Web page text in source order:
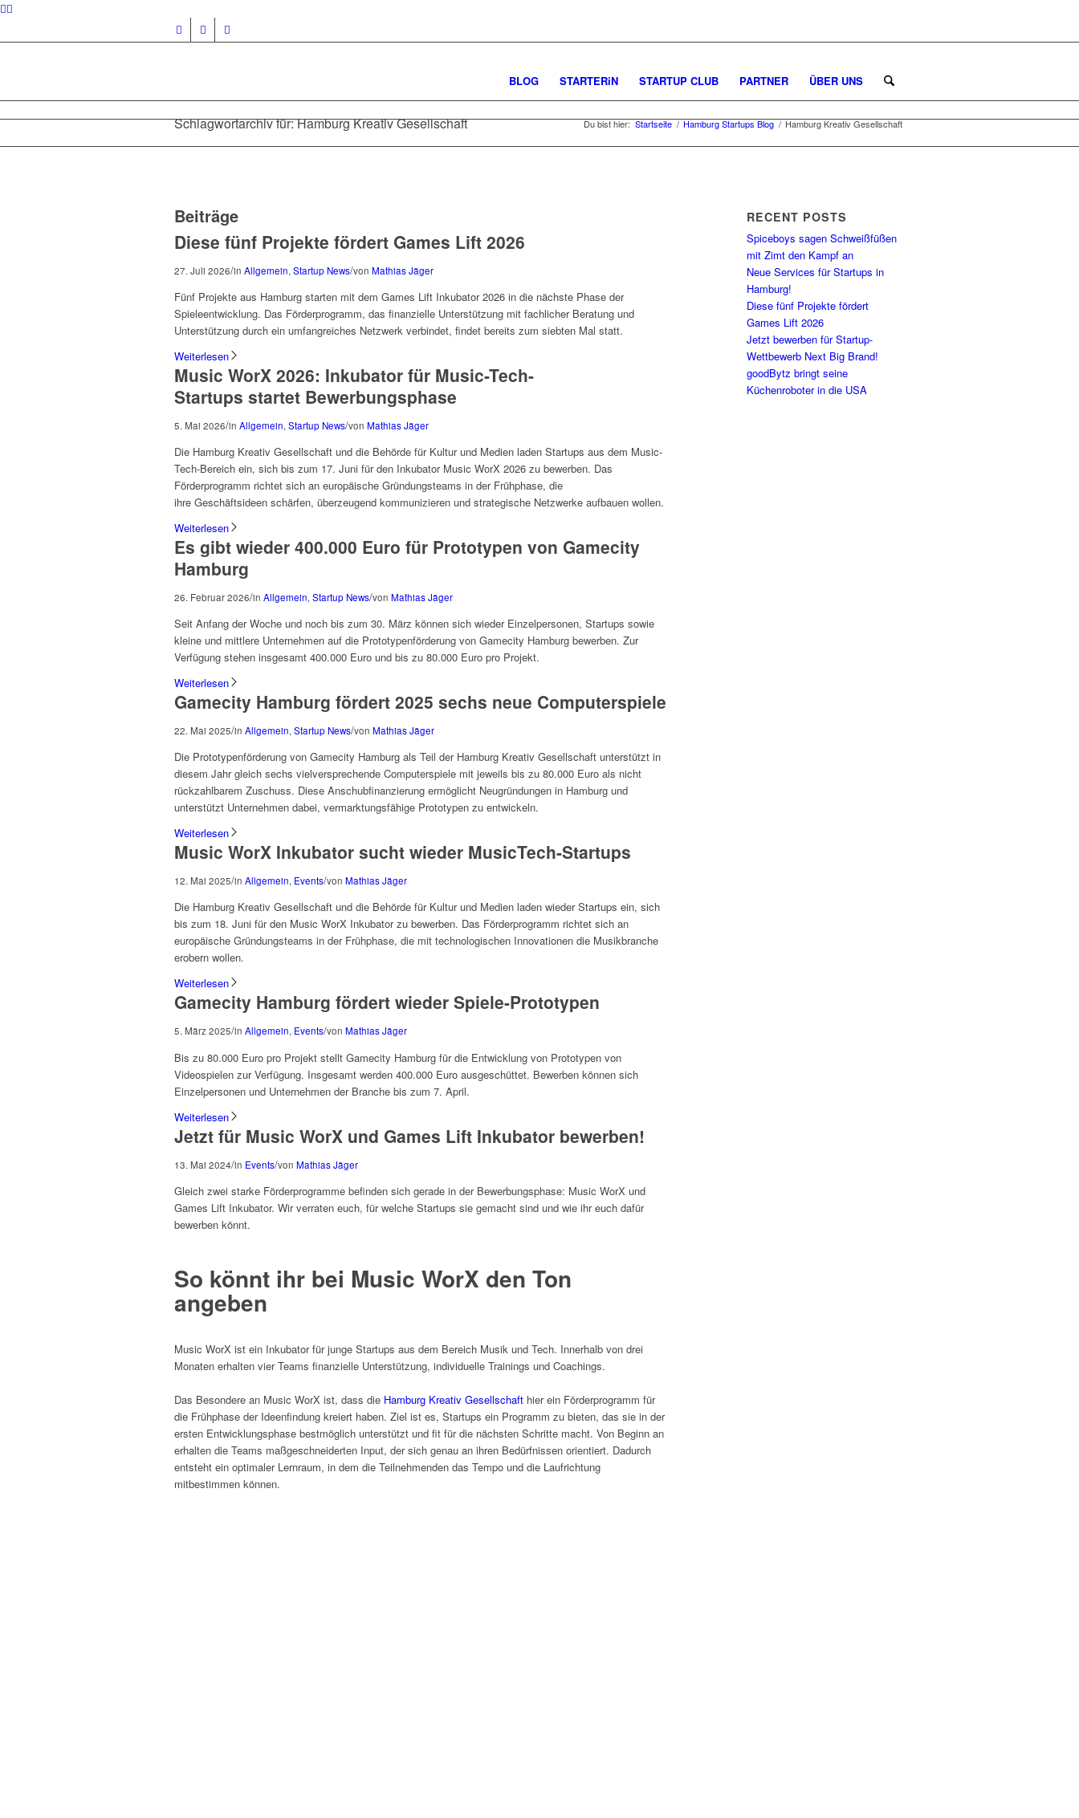
BLOG STARTERiN STARTUP CLUB PARTNER ÜBER UNS
Schlagwortarchiv für: Hamburg Kreativ Gesellschaft Du bist hier: Startseite / Hamburg Startups Blog / Hamburg Kreativ Gesellschaft
Beiträge
Diese fünf Projekte fördert Games Lift 2026
27. Juli 2026/in Allgemein, Startup News/von Mathias Jäger
Fünf Projekte aus Hamburg starten mit dem Games Lift Inkubator 2026 in die nächste Phase der
Spieleentwicklung. Das Förderprogramm, das finanzielle Unterstützung mit fachlicher Beratung und
Unterstützung durch ein umfangreiches Netzwerk verbindet, findet bereits zum siebten Mal statt.
Weiterlesen
Music WorX 2026: Inkubator für Music-Tech-
Startups startet Bewerbungsphase
5. Mai 2026/in Allgemein, Startup News/von Mathias Jäger
Die Hamburg Kreativ Gesellschaft und die Behörde für Kultur und Medien laden Startups aus dem Music-
Tech-Bereich ein, sich bis zum 17. Juni für den Inkubator Music WorX 2026 zu bewerben. Das
Förderprogramm richtet sich an europäische Gründungsteams in der Frühphase, die
ihre Geschäftsideen schärfen, überzeugend kommunizieren und strategische Netzwerke aufbauen wollen.
Weiterlesen
Es gibt wieder 400.000 Euro für Prototypen von Gamecity
Hamburg
26. Februar 2026/in Allgemein, Startup News/von Mathias Jäger
Seit Anfang der Woche und noch bis zum 30. März können sich wieder Einzelpersonen, Startups sowie
kleine und mittlere Unternehmen auf die Prototypenförderung von Gamecity Hamburg bewerben. Zur
Verfügung stehen insgesamt 400.000 Euro und bis zu 80.000 Euro pro Projekt.
Weiterlesen
Gamecity Hamburg fördert 2025 sechs neue Computerspiele
22. Mai 2025/in Allgemein,Startup News/von Mathias Jäger
Die Prototypenförderung von Gamecity Hamburg als Teil der Hamburg Kreativ Gesellschaft unterstützt in
diesem Jahr gleich sechs vielversprechende Computerspiele mit jeweils bis zu 80.000 Euro als nicht
rückzahlbarem Zuschuss. Diese Anschubfinanzierung ermöglicht Neugründungen in Hamburg und
unterstützt Unternehmen dabei, vermarktungsfähige Prototypen zu entwickeln.
Weiterlesen
Music WorX Inkubator sucht wieder MusicTech-Startups
12. Mai 2025/in Allgemein, Events/von Mathias Jäger
Die Hamburg Kreativ Gesellschaft und die Behörde für Kultur und Medien laden wieder Startups ein, sich
bis zum 18. Juni für den Music WorX Inkubator zu bewerben. Das Förderprogramm richtet sich an
europäische Gründungsteams in der Frühphase, die mit technologischen Innovationen die Musikbranche
erobern wollen.
Weiterlesen
Gamecity Hamburg fördert wieder Spiele-Prototypen
5. März 2025/in Allgemein, Events/von Mathias Jäger
Bis zu 80.000 Euro pro Projekt stellt Gamecity Hamburg für die Entwicklung von Prototypen von
Videospielen zur Verfügung. Insgesamt werden 400.000 Euro ausgeschüttet. Bewerben können sich
Einzelpersonen und Unternehmen der Branche bis zum 7. April.
Weiterlesen
Jetzt für Music WorX und Games Lift Inkubator bewerben!
13. Mai 2024/in Events/von Mathias Jäger
Gleich zwei starke Förderprogramme befinden sich gerade in der Bewerbungsphase: Music WorX und
Games Lift Inkubator. Wir verraten euch, für welche Startups sie gemacht sind und wie ihr euch dafür
bewerben könnt.
So könnt ihr bei Music WorX den Ton
angeben
Music WorX ist ein Inkubator für junge Startups aus dem Bereich Musik und Tech. Innerhalb von drei
Monaten erhalten vier Teams finanzielle Unterstützung, individuelle Trainings und Coachings.
Das Besondere an Music WorX ist, dass die Hamburg Kreativ Gesellschaft hier ein Förderprogramm für
die Frühphase der Ideenfindung kreiert haben. Ziel ist es, Startups ein Programm zu bieten, das sie in der
ersten Entwicklungsphase bestmöglich unterstützt und fit für die nächsten Schritte macht. Von Beginn an
erhalten die Teams maßgeschneiderten Input, der sich genau an ihren Bedürfnissen orientiert. Dadurch
entsteht ein optimaler Lernraum, in dem die Teilnehmenden das Tempo und die Laufrichtung
mitbestimmen können.
RECENT POSTS
Spiceboys sagen Schweißfüßen
mit Zimt den Kampf an
Neue Services für Startups in
Hamburg!
Diese fünf Projekte fördert
Games Lift 2026
Jetzt bewerben für Startup-
Wettbewerb Next Big Brand!
goodBytz bringt seine
Küchenroboter in die USA